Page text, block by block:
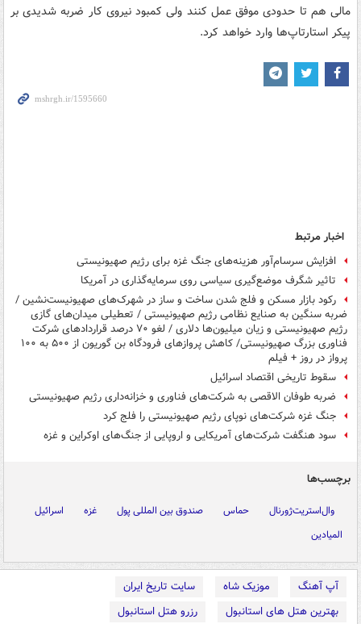
مالی هم تا حدودی موفق عمل کنند ولی کمبود نیروی کار ضربه شدیدی بر
پیکر استارتاپ‌ها وارد خواهد کرد.
اخبار مرتبط
افزایش سرسام‌آور هزینه‌های جنگ غزه برای رژیم صهیونیستی
تاثیر شگرف موضع‌گیری سیاسی روی سرمایه‌گذاری در آمریکا
رکود بازار مسکن و فلج شدن ساخت و ساز در شهرک‌های صهیونیست‌نشین /
ضربه سنگین به صنایع نظامی رژیم صهیونیستی / تعطیلی میدان‌های گازی
رژیم صهیونیستی و زیان میلیون‌ها دلاری / لغو ۷۰ درصد قراردادهای شرکت
فناوری بزرگ صهیونیستی/ کاهش پروازهای فرودگاه بن گوریون از ۵۰۰ به ۱۰۰
پرواز در روز + فیلم
سقوط تاریخی اقتصاد اسرائیل
ضربه طوفان الاقصی به شرکت‌های فناوری و خزانه‌داری رژیم صهیونیستی
جنگ غزه شرکت‌های نوپای رژیم صهیونیستی را فلج کرد
سود هنگفت شرکت‌های آمریکایی و اروپایی از جنگ‌های اوکراین و غزه
برچسب‌ها
وال‌استریت‌ژورنال حماس صندوق بین المللی پول غزه
اسرائیل
المیادین
آپ آهنگ موزیک شاه
سایت تاریخ ایران
بهترین هتل های استانبول
رزرو هتل استانبول